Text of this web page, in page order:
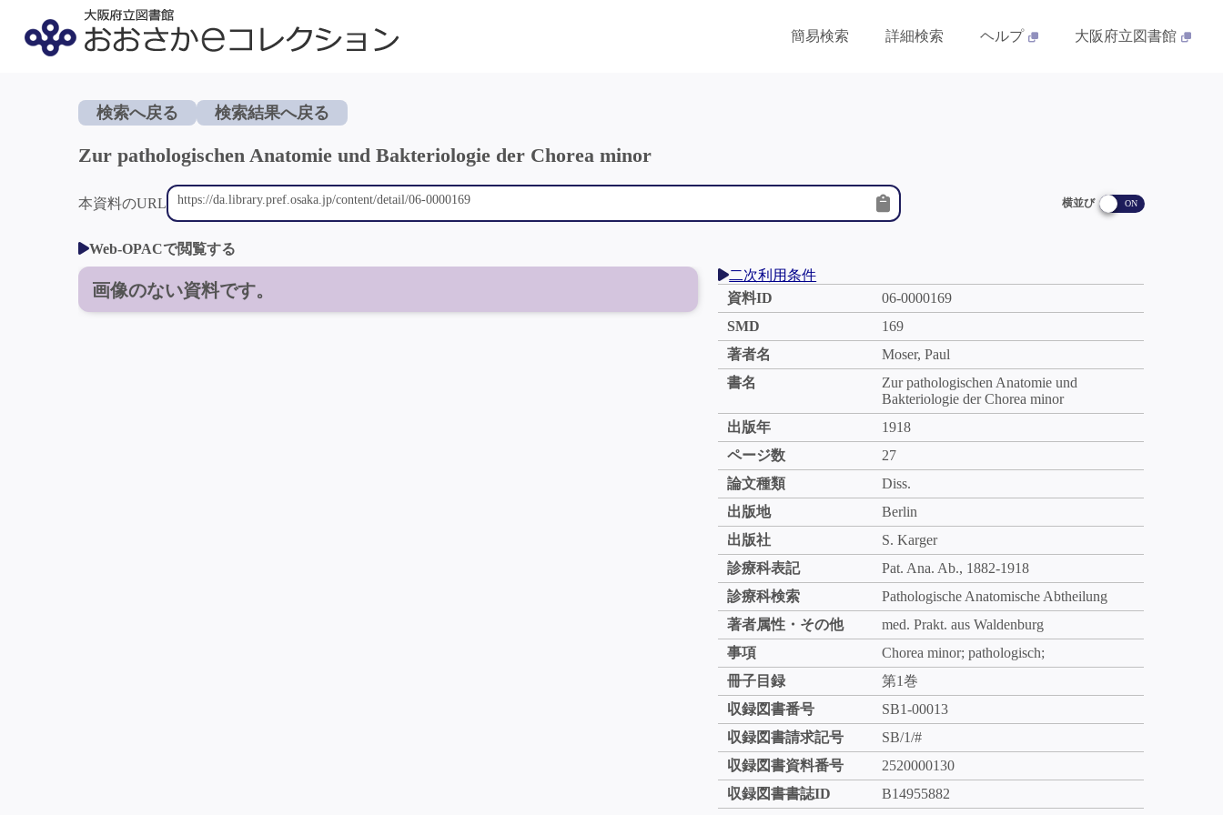
簡易検索 詳細検索 ヘルプ 大阪府立図書館
検索へ戻る 検索結果へ戻る
Zur pathologischen Anatomie und Bakteriologie der Chorea minor
本資料のURL 横並び
Web-OPACで閲覧する
画像のない資料です。
二次利用条件
資料ID
06-0000169
SMD
169
著者名
Moser, Paul
書名
Zur pathologischen Anatomie und
Bakteriologie der Chorea minor
出版年
1918
ページ数
27
論文種類
Diss.
出版地
Berlin
出版社
S. Karger
診療科表記
Pat. Ana. Ab., 1882-1918
診療科検索
Pathologische Anatomische Abtheilung
著者属性・その他
med. Prakt. aus Waldenburg
事項
Chorea minor; pathologisch;
冊子目録
第1巻
収録図書番号
SB1-00013
収録図書請求記号
SB/1/#
収録図書資料番号
2520000130
収録図書書誌ID
B14955882